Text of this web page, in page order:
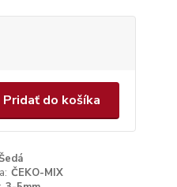
Pridať do košíka
ČEKO-MIX